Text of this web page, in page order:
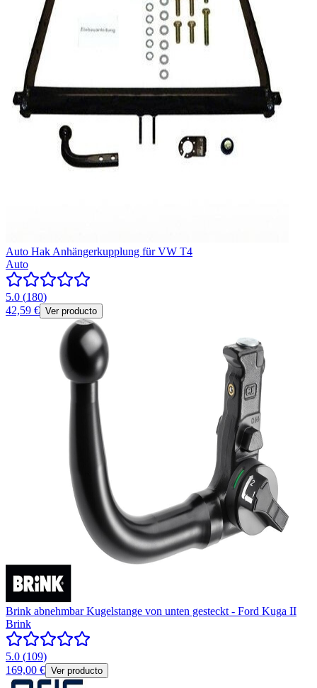
Auto Hak Anhängerkupplung für VW T4
Auto
5.0 (180)
42,59 € Ver producto
Brink abnehmbar Kugelstange von unten gesteckt - Ford Kuga II
Brink
5.0 (109)
169,00 € Ver producto